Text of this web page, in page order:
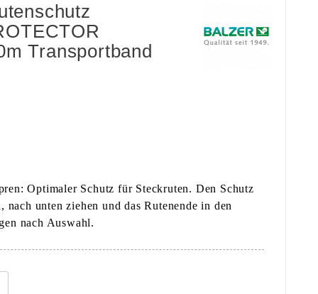
Transportband
Optimaler Schutz für Steckruten. Den Schutz
nach unten ziehen und das Rutenende in den
nach Auswahl.